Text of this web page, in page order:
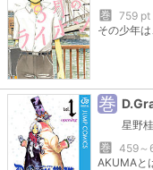
巻
759 pt
巻
星野桂
巻
459～